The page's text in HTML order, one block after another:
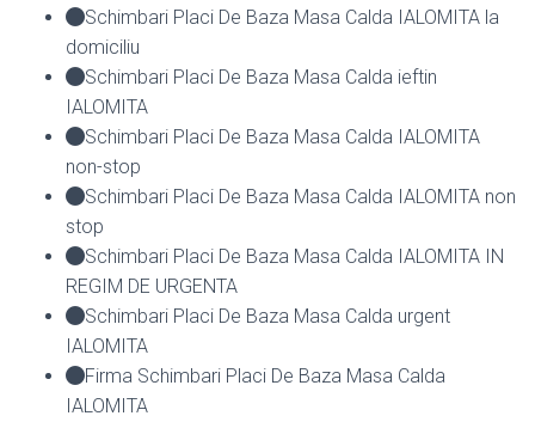
Schimbari Placi De Baza Masa Calda IALOMITA la
domiciliu
Schimbari Placi De Baza Masa Calda ieftin
IALOMITA
Schimbari Placi De Baza Masa Calda IALOMITA
non-stop
Schimbari Placi De Baza Masa Calda IALOMITA non
stop
Schimbari Placi De Baza Masa Calda IALOMITA IN
REGIM DE URGENTA
Schimbari Placi De Baza Masa Calda urgent
IALOMITA
Firma Schimbari Placi De Baza Masa Calda
IALOMITA